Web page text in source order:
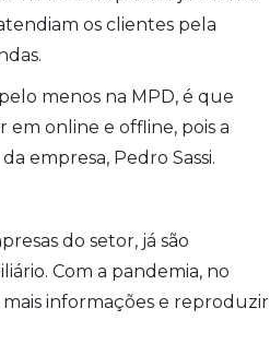
os clientes pela
menos na MPD, é que
em online e offline, pois a
empresa, Pedro Sassi.
do setor, já são
Com a pandemia, no
informações e reproduzir